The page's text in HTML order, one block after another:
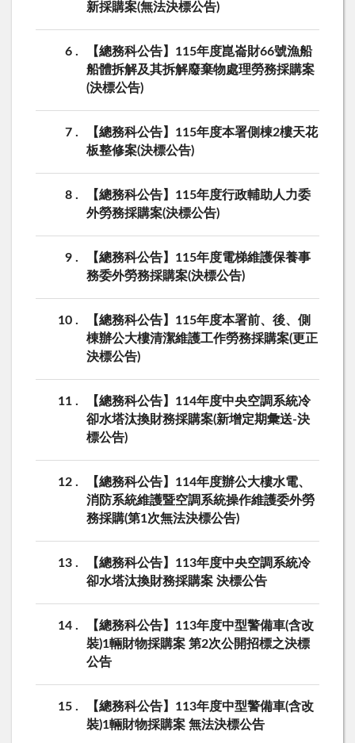
新採購案(無法決標公告)
6
【總務科公告】115年度崑崙財66號漁船
船體拆解及其拆解廢棄物處理勞務採購案
(決標公告)
7
【總務科公告】115年度本署側棟2樓天花
板整修案(決標公告)
8
【總務科公告】115年度行政輔助人力委
外勞務採購案(決標公告)
9
【總務科公告】115年度電梯維護保養事
務委外勞務採購案(決標公告)
10
【總務科公告】115年度本署前、後、側
棟辦公大樓清潔維護工作勞務採購案(更正
決標公告)
11
【總務科公告】114年度中央空調系統冷
卻水塔汰換財務採購案(新增定期彙送-決
標公告)
12
【總務科公告】114年度辦公大樓水電、
消防系統維護暨空調系統操作維護委外勞
務採購(第1次無法決標公告)
13
【總務科公告】113年度中央空調系統冷
卻水塔汰換財務採購案 決標公告
14
【總務科公告】113年度中型警備車(含改
裝)1輛財物採購案 第2次公開招標之決標
公告
15
【總務科公告】113年度中型警備車(含改
裝)1輛財物採購案 無法決標公告